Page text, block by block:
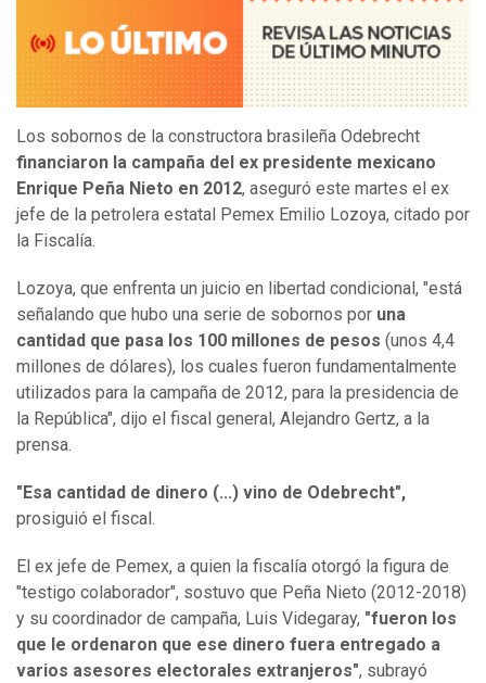
Los sobornos de la constructora brasileña Odebrecht
financiaron la campaña del ex presidente mexicano
Enrique Peña Nieto en 2012, aseguró este martes el ex
jefe de la petrolera estatal Pemex Emilio Lozoya, citado por
la Fiscalía.
Lozoya, que enfrenta un juicio en libertad condicional, "está
señalando que hubo una serie de sobornos por una
cantidad que pasa los 100 millones de pesos (unos 4,4
millones de dólares), los cuales fueron fundamentalmente
utilizados para la campaña de 2012, para la presidencia de
la República", dijo el fiscal general, Alejandro Gertz, a la
prensa.
"Esa cantidad de dinero (...) vino de Odebrecht",
prosiguió el fiscal.
El ex jefe de Pemex, a quien la fiscalía otorgó la figura de
"testigo colaborador", sostuvo que Peña Nieto (2012-2018)
y su coordinador de campaña, Luis Videgaray, "fueron los
que le ordenaron que ese dinero fuera entregado a
varios asesores electorales extranjeros", subrayó